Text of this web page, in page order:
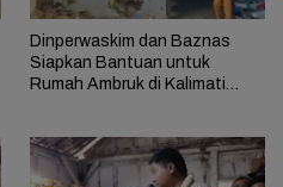
Dinperwaskim dan Baznas
Siapkan Bantuan untuk
Rumah Ambruk di Kalimati